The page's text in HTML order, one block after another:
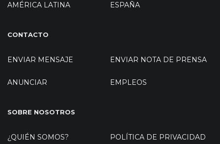
AMÉRICA LATINA ESPAÑA
CONTACTO
ENVIAR MENSAJE ENVIAR NOTA DE PRENSA
ANUNCIAR EMPLEOS
SOBRE NOSOTROS
¿QUIÉN SOMOS? POLÍTICA DE PRIVACIDAD